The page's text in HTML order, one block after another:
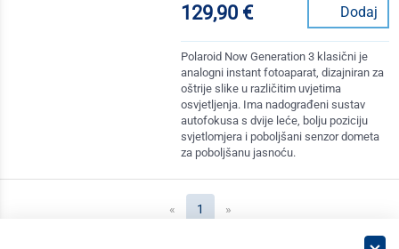
129,90 € Dodaj
Polaroid Now Generation 3 klasični je
analogni instant fotoaparat, dizajniran za
oštrije slike u različitim uvjetima
osvjetljenja. Ima nadograđeni sustav
autofokusa s dvije leće, bolju poziciju
svjetlomjera i poboljšani senzor dometa
za poboljšanu jasnoću.
« 1 (current)
»